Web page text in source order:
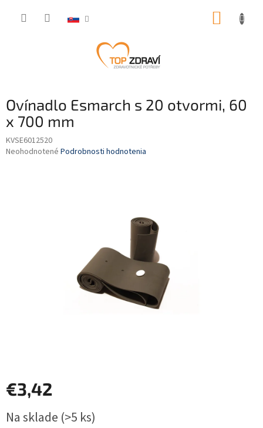
Ovínadlo Esmarch s 20 otvormi, 60
x 700 mm
KVSE6012520
Priemerné
Neohodnotené Podrobnosti hodnotenia
€3,42
cena:
Na sklade (>5 ks)